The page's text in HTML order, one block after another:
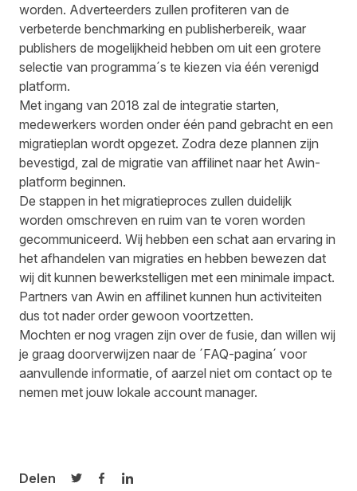
worden. Adverteerders zullen profiteren van de
verbeterde benchmarking en publisherbereik, waar
publishers de mogelijkheid hebben om uit een grotere
selectie van programma´s te kiezen via één verenigd
platform.
Met ingang van 2018 zal de integratie starten,
medewerkers worden onder één pand gebracht en een
migratieplan wordt opgezet. Zodra deze plannen zijn
bevestigd, zal de migratie van affilinet naar het Awin-
platform beginnen.
De stappen in het migratieproces zullen duidelijk
worden omschreven en ruim van te voren worden
gecommuniceerd. Wij hebben een schat aan ervaring in
het afhandelen van migraties en hebben bewezen dat
wij dit kunnen bewerkstelligen met een minimale impact.
Partners van Awin en affilinet kunnen hun activiteiten
dus tot nader order gewoon voortzetten.
Mochten er nog vragen zijn over de fusie, dan willen wij
je graag doorverwijzen naar de ´FAQ-pagina´ voor
aanvullende informatie, of aarzel niet om contact op te
nemen met jouw lokale account manager.
Delen
Delen op Twitter
Delen op Facebook
Delen op LinkedIn